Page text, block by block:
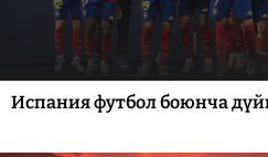
Испания футбол боюнча